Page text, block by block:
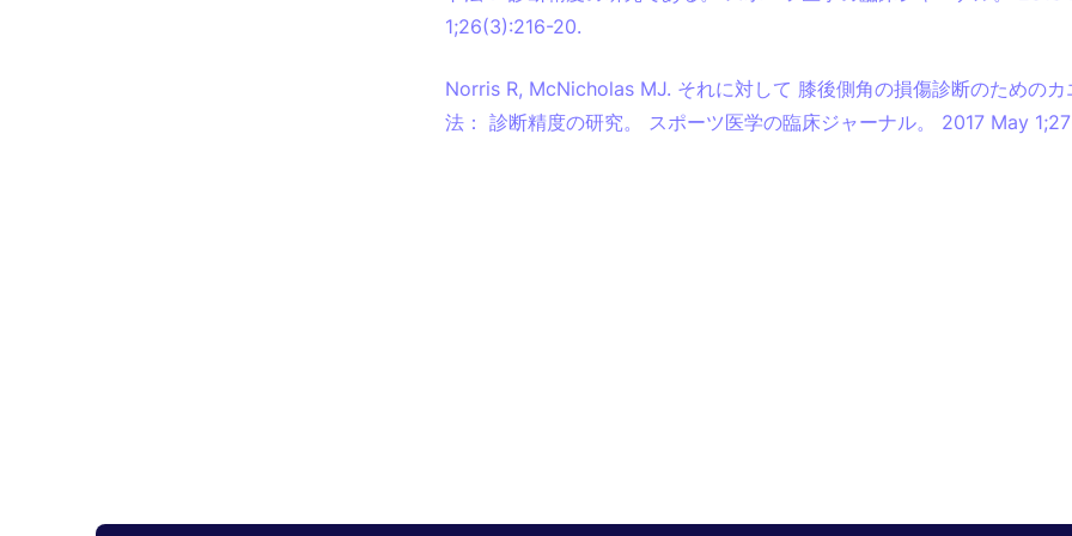
1;26(3):216-20.
Norris R, McNicholas MJ. それに対して 膝後側角の損傷診断のためのカ
法： 診断精度の研究。 スポーツ医学の臨床ジャーナル。 2017 May